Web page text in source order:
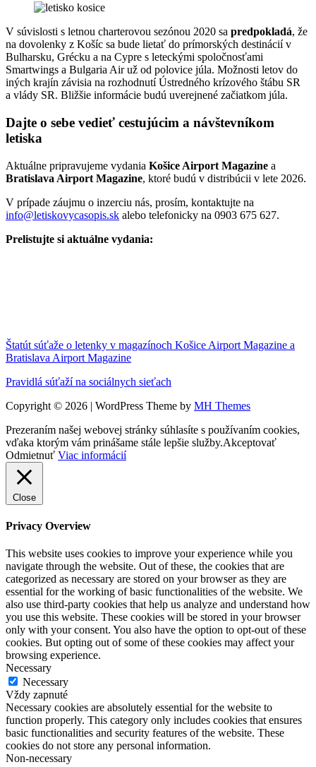
V súvislosti s letnou charterovou sezónou 2020 sa predpokladá, že
na dovolenky z Košíc sa bude lietať do prímorských destinácií v
Bulharsku, Grécku a na Cypre s leteckými spoločnosťami
Smartwings a Bulgaria Air už od polovice júla. Možnosti letov do
iných krajín závisia na rozhodnutí Ústredného krízového štábu SR
a vlády SR. Bližšie informácie budú uverejnené začiatkom júla.
Dajte o sebe vedieť cestujúcim a návštevníkom
letiska
Aktuálne pripravujeme vydania Košice Airport Magazine a
Bratislava Airport Magazine, ktoré budú v distribúcii v lete 2026.
V prípade záujmu o inzerciu nás, prosím, kontaktujte na
info@letiskovycasopis.sk alebo telefonicky na 0903 675 627.
Prelistujte si aktuálne vydania:
Štatút súťaže o letenky v magazínoch Košice Airport Magazine a
Bratislava Airport Magazine
Pravidlá súťaží na sociálnych sieťach
Copyright © 2026 | WordPress Theme by MH Themes
Prezeraním našej webovej stránky súhlasíte s používaním cookies,
vďaka ktorým vám prinášame stále lepšie služby.Akceptovať
Odmietnuť Viac informácií
Close
Privacy Overview
This website uses cookies to improve your experience while you
navigate through the website. Out of these, the cookies that are
categorized as necessary are stored on your browser as they are
essential for the working of basic functionalities of the website. We
also use third-party cookies that help us analyze and understand how
you use this website. These cookies will be stored in your browser
only with your consent. You also have the option to opt-out of these
cookies. But opting out of some of these cookies may affect your
browsing experience.
Necessary
Necessary
Vždy zapnuté
Necessary cookies are absolutely essential for the website to
function properly. This category only includes cookies that ensures
basic functionalities and security features of the website. These
cookies do not store any personal information.
Non-necessary